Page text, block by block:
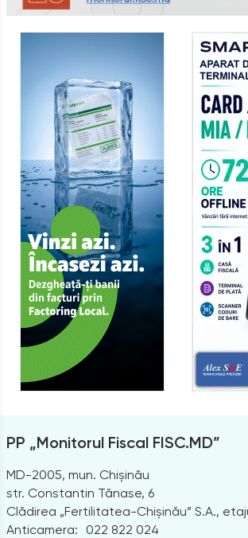
PP „Monitorul Fiscal FISC.MD”
MD-2005, mun. Chișinău
str. Constantin Tănase, 6
Clădirea „Fertilitatea-Chișinău” S.A.,
Anticamera:
022 822 024